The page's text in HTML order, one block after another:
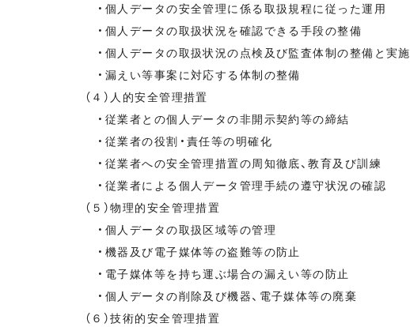
・個人データの安全管理に係る取扱規程に従った運用
・個人データの取扱状況を確認できる手段の整備
・個人データの取扱状況の点検及び監査体制の整備と実施
・漏えい等事案に対応する体制の整備
（４）人的安全管理措置
・従業者との個人データの非開示契約等の締結
・従業者の役割・責任等の明確化
・従業者への安全管理措置の周知徹底、教育及び訓練
・従業者による個人データ管理手続の遵守状況の確認
（５）物理的安全管理措置
・個人データの取扱区域等の管理
・機器及び電子媒体等の盗難等の防止
・電子媒体等を持ち運ぶ場合の漏えい等の防止
・個人データの削除及び機器、電子媒体等の廃棄
（６）技術的安全管理措置